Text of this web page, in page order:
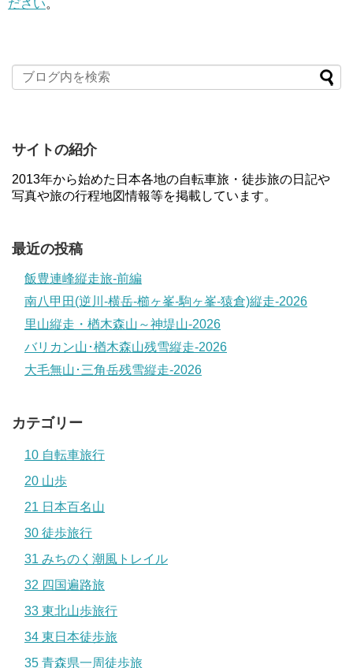
ださい。
サイトの紹介
2013年から始めた日本各地の自転車旅・徒歩旅の日記や
写真や旅の行程地図情報等を掲載しています。
最近の投稿
飯豊連峰縦走旅-前編
南八甲田(逆川-横岳-櫛ヶ峯-駒ヶ峯-猿倉)縦走-2026
里山縦走・楢木森山～神堤山-2026
バリカン山･楢木森山残雪縦走-2026
大毛無山･三角岳残雪縦走-2026
カテゴリー
10 自転車旅行
20 山歩
21 日本百名山
30 徒歩旅行
31 みちのく潮風トレイル
32 四国遍路旅
33 東北山歩旅行
34 東日本徒歩旅
35 青森県一周徒歩旅